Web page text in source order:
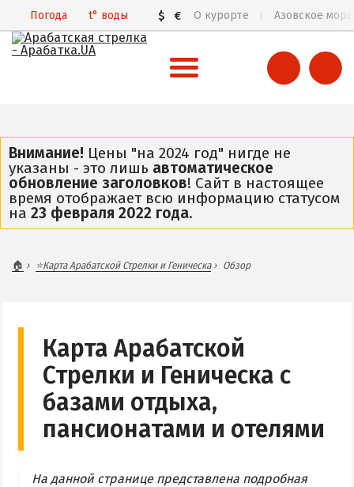
Погода t° воды $ € О курорте Азовское море
Все базы отдыха и отели
Общий обзор курорта
Арабатская Стрелка в 3D
Пляжи
Все веб-камеры
ГЕНИЧЕСК
Обзор Геническа
Все отели и пансионаты Геническа
Веб-камеры Геническа
ГЕНИЧЕСКАЯ ГОРКА
Внимание! Цены "на 2024 год" нигде не
указаны - это лишь автоматическое
обновление заголовков! Сайт в настоящее
время отображает всю информацию статусом
на 23 февраля 2022 года.
🏠 ⭐Карта Арабатской Стрелки и Геническа Обзор
Карта Арабатской
Стрелки и Геническа с
базами отдыха,
пансионатами и отелями
На данной странице представлена подробная